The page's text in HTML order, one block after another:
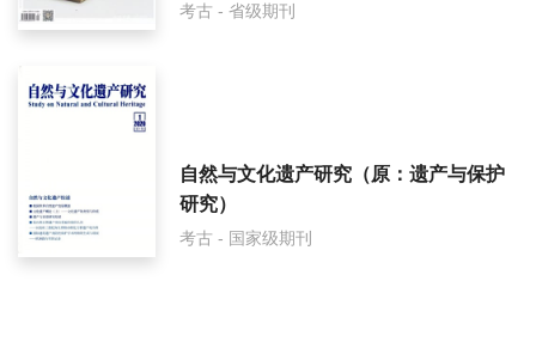
考古 - 省级期刊
自然与文化遗产研究（原：遗产与保护
研究）
考古 - 国家级期刊